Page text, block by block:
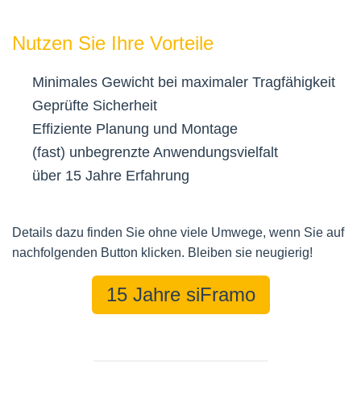
Nutzen Sie Ihre Vorteile
Minimales Gewicht bei maximaler Tragfähigkeit
Geprüfte Sicherheit
Effiziente Planung und Montage
(fast) unbegrenzte Anwendungsvielfalt
über 15 Jahre Erfahrung
Details dazu finden Sie ohne viele Umwege, wenn Sie auf
nachfolgenden Button klicken. Bleiben sie neugierig!
15 Jahre siFramo